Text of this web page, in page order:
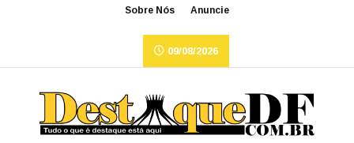
Sobre Nós Anuncie
09/08/2026